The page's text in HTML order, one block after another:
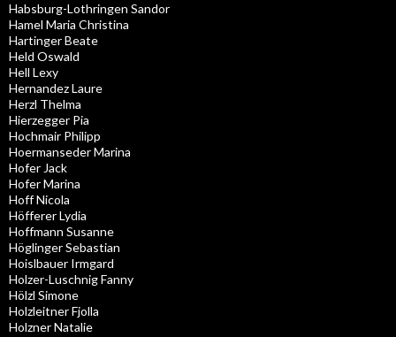
Habsburg-Lothringen Sandor
Hamel Maria Christina
Hartinger Beate
Held Oswald
Hell Lexy
Hernandez Laure
Herzl Thelma
Hierzegger Pia
Hochmair Philipp
Hoermanseder Marina
Hofer Jack
Hofer Marina
Hoff Nicola
Höfferer Lydia
Hoffmann Susanne
Höglinger Sebastian
Hoislbauer Irmgard
Holzer-Luschnig Fanny
Hölzl Simone
Holzleitner Fjolla
Holzner Natalie